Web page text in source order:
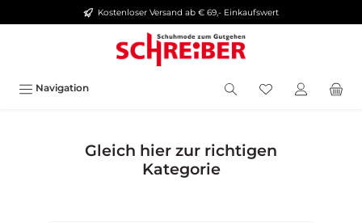
springen Kostenloser Versand ab € 69,- Einkaufswert
Navigation
Gleich hier zur richtigen
Kategorie